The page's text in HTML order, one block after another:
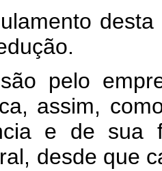
pelo
assim,
e de sua
desde que